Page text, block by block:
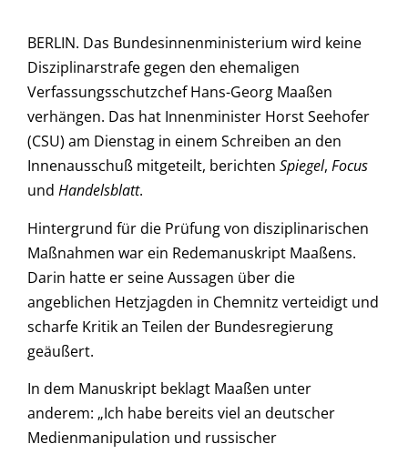
BERLIN. Das Bundesinnenministerium wird keine
Disziplinarstrafe gegen den ehemaligen
Verfassungsschutzchef Hans-Georg Maaßen
verhängen. Das hat Innenminister Horst Seehofer
(CSU) am Dienstag in einem Schreiben an den
Innenausschuß mitgeteilt, berichten Spiegel, Focus
und Handelsblatt.
Hintergrund für die Prüfung von disziplinarischen
Maßnahmen war ein Redemanuskript Maaßens.
Darin hatte er seine Aussagen über die
angeblichen Hetzjagden in Chemnitz verteidigt und
scharfe Kritik an Teilen der Bundesregierung
geäußert.
In dem Manuskript beklagt Maaßen unter
anderem: „Ich habe bereits viel an deutscher
Medienmanipulation und russischer